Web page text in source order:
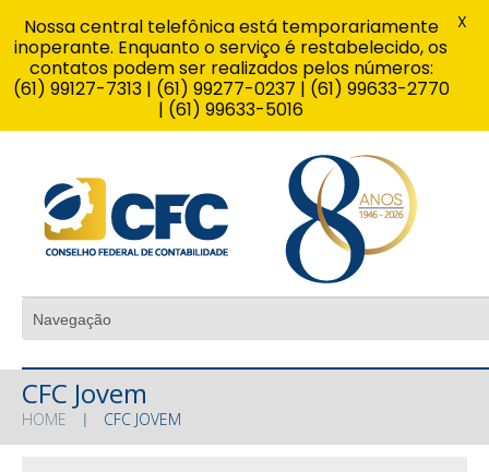
CFC Jovem
HOME CFC JOVEM
Nossa central telefônica está temporariamente
inoperante. Enquanto o serviço é restabelecido, os
contatos podem ser realizados pelos números:
(61) 99127-7313 | (61) 99277-0237 | (61) 99633-2770
| (61) 99633-5016
X